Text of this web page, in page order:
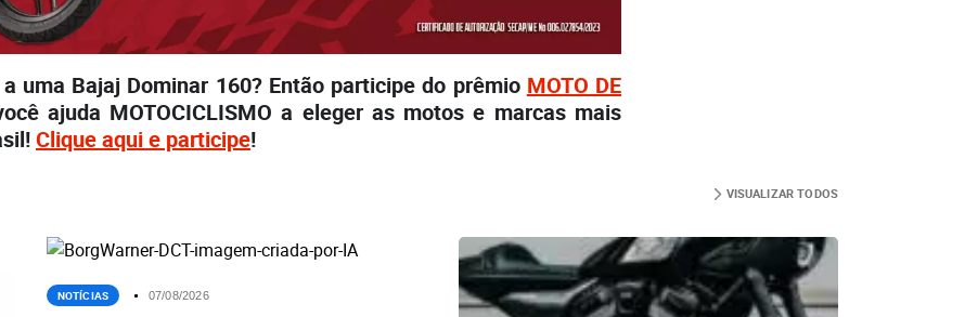
uma Bajaj Dominar 160? Então participe do prêmio MOTO DE
ajuda MOTOCICLISMO a eleger as motos e marcas mais
Clique aqui e participe!
VISUALIZAR TODOS
NOTÍCIAS 07/08/2026